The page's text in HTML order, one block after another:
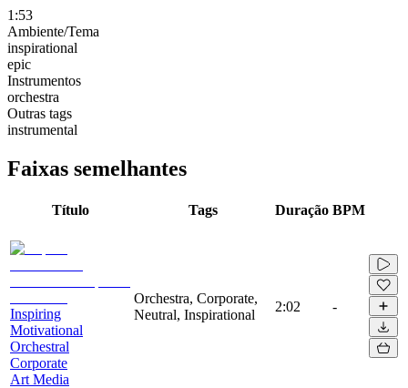
1:53
Ambiente/Tema
inspirational
epic
Instrumentos
orchestra
Outras tags
instrumental
Faixas semelhantes
Título Tags Duração BPM
Inspiring
Motivational
Orchestral
Corporate
Art Media
Orchestra, Corporate,
Neutral, Inspirational
2:02 -